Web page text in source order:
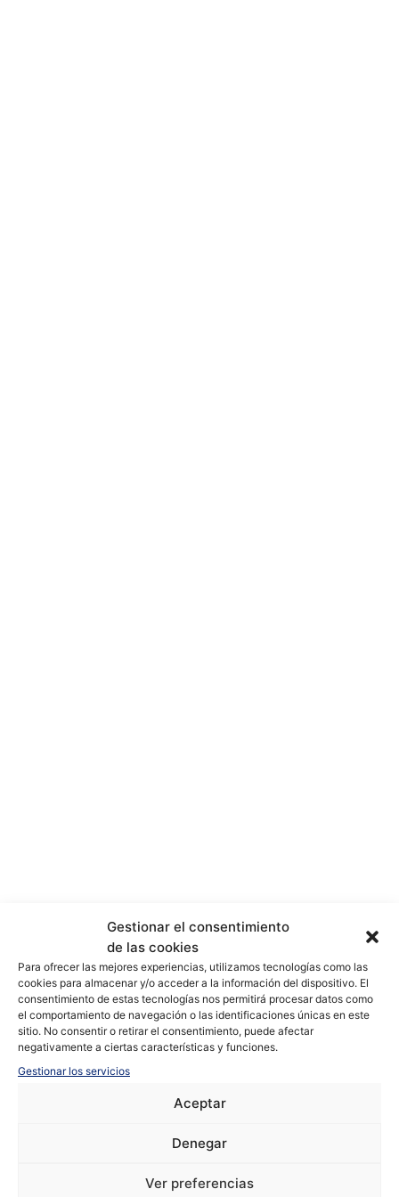
Gestionar el consentimiento
de las cookies
Para ofrecer las mejores experiencias, utilizamos tecnologías como las
cookies para almacenar y/o acceder a la información del dispositivo. El
consentimiento de estas tecnologías nos permitirá procesar datos como
el comportamiento de navegación o las identificaciones únicas en este
sitio. No consentir o retirar el consentimiento, puede afectar
negativamente a ciertas características y funciones.
Gestionar los servicios
Aceptar
Denegar
Ver preferencias